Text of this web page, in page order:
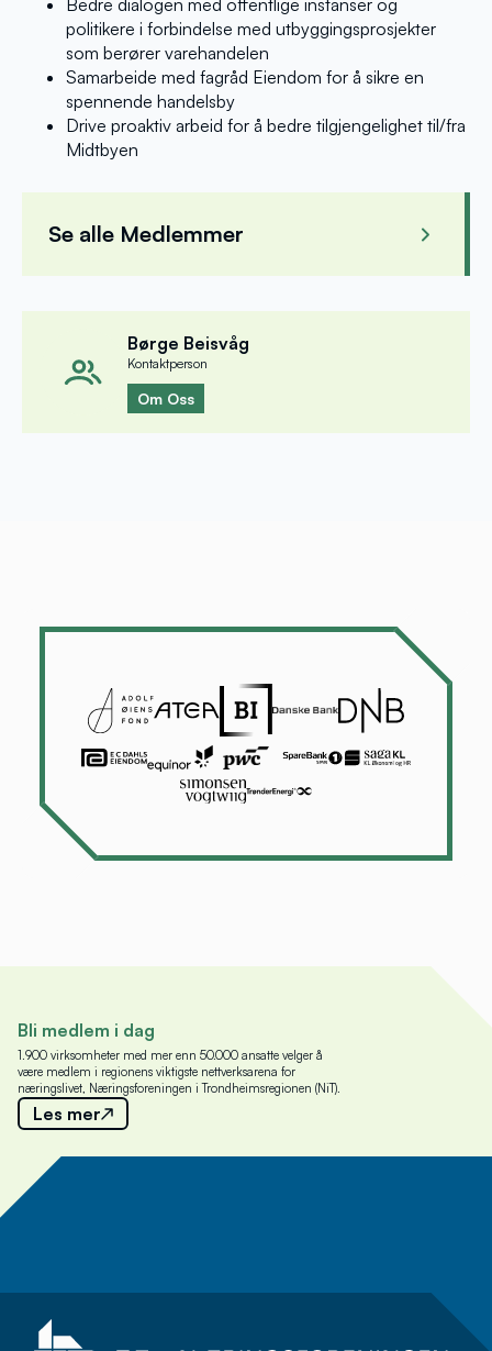
Bedre dialogen med offentlige instanser og
politikere i forbindelse med utbyggingsprosjekter
som berører varehandelen
Samarbeide med fagråd Eiendom for å sikre en
spennende handelsby
Drive proaktiv arbeid for å bedre tilgjengelighet til/fra
Midtbyen
Se alle Medlemmer
Jørgen Sagmo
Børge Beisvåg
Kontaktperson
Om Oss
Bli medlem i dag
1.900 virksomheter med mer enn 50.000 ansatte velger å
være medlem i regionens viktigste nettverksarena for
næringslivet, Næringsforeningen i Trondheimsregionen (NiT).
Les mer